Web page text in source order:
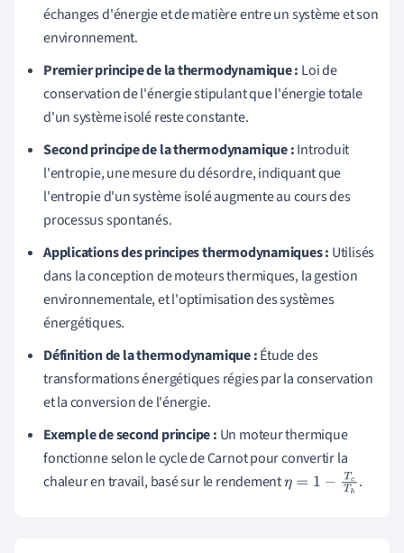
échanges d'énergie et de matière entre un système et son
environnement.
Premier principe de la thermodynamique : Loi de
conservation de l'énergie stipulant que l'énergie totale
d'un système isolé reste constante.
Second principe de la thermodynamique :Introduit
l'entropie, une mesure du désordre, indiquant que
l'entropie d'un système isolé augmente au cours des
processus spontanés.
Applications des principes thermodynamiques : Utilisés
dans la conception de moteurs thermiques, la gestion
environnementale, et l'optimisation des systèmes
énergétiques.
Définition de la thermodynamique :Étude des
transformations énergétiques régies par la conservation
et la conversion de l'énergie.
Exemple de second principe : Un moteur thermique
fonctionne selon le cycle de Carnot pour convertir la
chaleur en travail, basé sur le rendementη=1− TcTh .